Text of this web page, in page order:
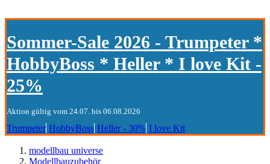
Sommer-Sale 2026 - Trumpeter *
HobbyBoss * Heller * I love Kit -
25%
Aktion gültig vom 24.07. bis 06.08.2026
Trumpeter HobbyBoss Heller - 30% I love Kit
modellbau universe
Modellbauzubehör